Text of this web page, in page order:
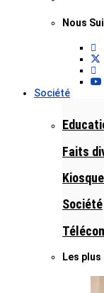
Nous
Société
Faits
Kiosque
Société
Les